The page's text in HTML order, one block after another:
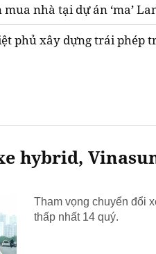
nhà tại dự án ‘ma’
phủ xây dựng trái phép
hybrid,
Tham vọng chuyển đổi
thấp nhất 14 quý.